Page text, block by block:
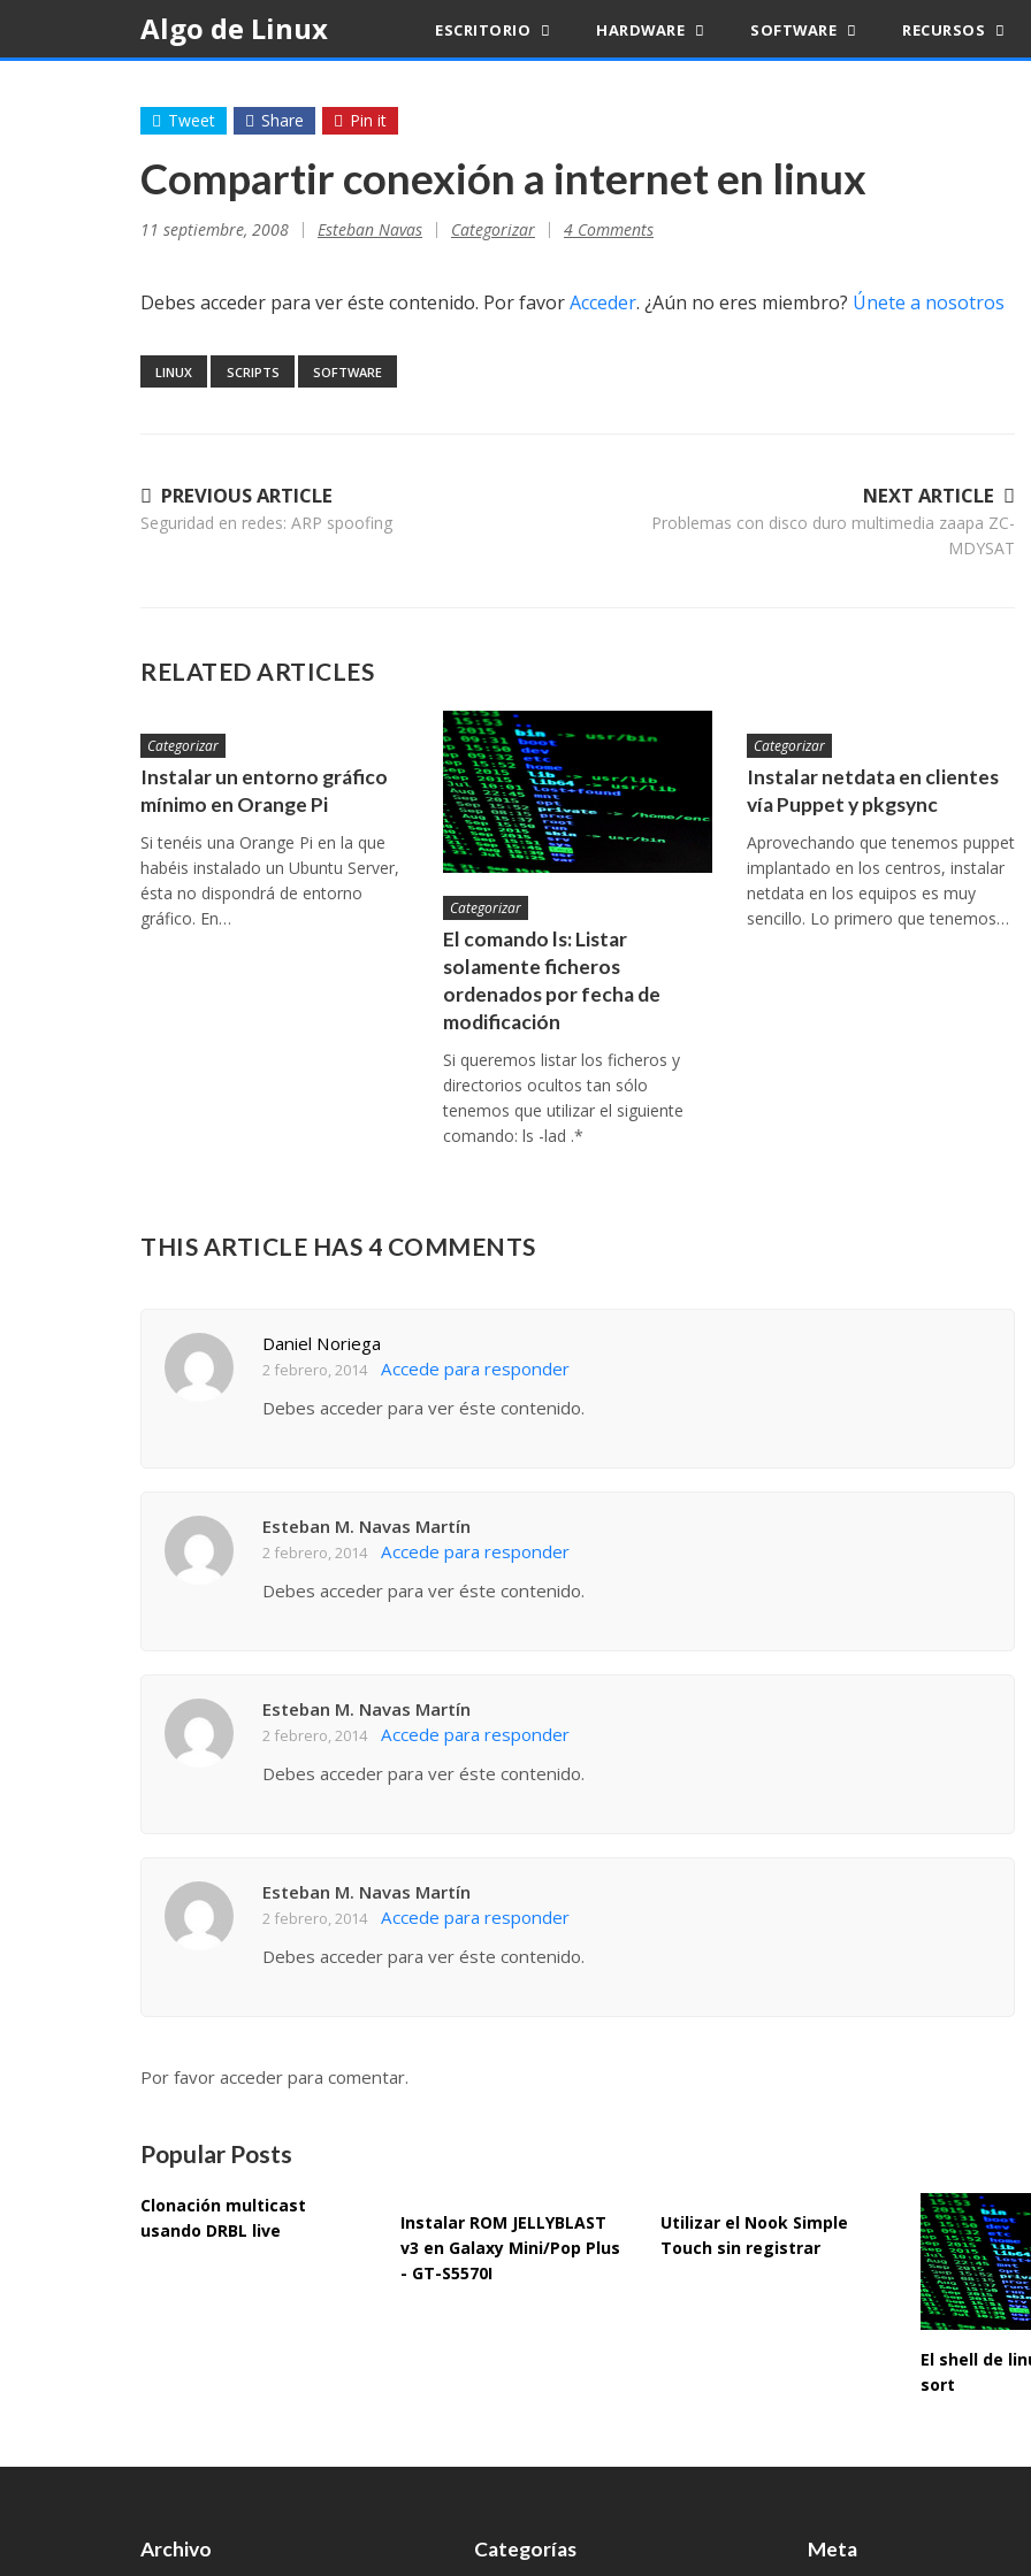
content
Algo de Linux ESCRITORIO HARDWARE SOFTWARE RECURSOS
Tweet Share Pin it
Compartir conexión a internet en linux
11 septiembre, 2008 Esteban Navas Categorizar 4 Comments
Debes acceder para ver éste contenido. Por favorAcceder. ¿Aún no eres miembro? Únete a nosotros
LINUX SCRIPTS SOFTWARE
Navegación
de
NEXT ARTICLE
Problemas con disco duro multimedia zaapa ZC-
MDYSAT
PREVIOUS ARTICLE
Seguridad en redes: ARP spoofing
RELATED ARTICLES
Categorizar
Instalar un entorno gráfico
mínimo en Orange Pi
Si tenéis una Orange Pi en la que
habéis instalado un Ubuntu Server,
ésta no dispondrá de entorno
gráfico. En…
Categorizar
El comando ls: Listar
solamente ficheros
ordenados por fecha de
modificación
Si queremos listar los ficheros y
directorios ocultos tan sólo
tenemos que utilizar el siguiente
comando: ls -lad .*
Categorizar
Instalar netdata en clientes
vía Puppet y pkgsync
Aprovechando que tenemos puppet
implantado en los centros, instalar
netdata en los equipos es muy
sencillo. Lo primero que tenemos…
THIS ARTICLE HAS 4 COMMENTS
Daniel Noriega
2 febrero, 2014
Accede para responder
Debes acceder para ver éste contenido.
Esteban M. Navas Martín
2 febrero, 2014
Accede para responder
Debes acceder para ver éste contenido.
Esteban M. Navas Martín
2 febrero, 2014
Accede para responder
Debes acceder para ver éste contenido.
Esteban M. Navas Martín
2 febrero, 2014
Accede para responder
Debes acceder para ver éste contenido.
Por favor acceder para comentar.
Popular Posts
Clonación multicast
usando DRBL live
Instalar ROM JELLYBLAST
v3 en Galaxy Mini/Pop Plus
- GT-S5570I
Utilizar el Nook Simple
Touch sin registrar
El shell de
sort
Archivo Categorías Meta